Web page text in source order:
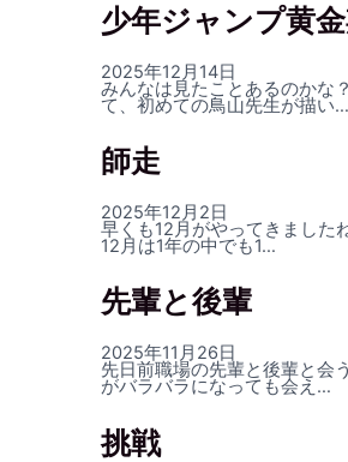
少年ジャンプ黄
2025年12月14日
みんなは見たことあるのかな
て、初めての鳥山先生が描い…
師走
2025年12月2日
早くも12月がやってきました
12月は1年の中でも1…
先輩と後輩
2025年11月26日
先日前職場の先輩と後輩と会
がバラバラになっても会え…
挑戦